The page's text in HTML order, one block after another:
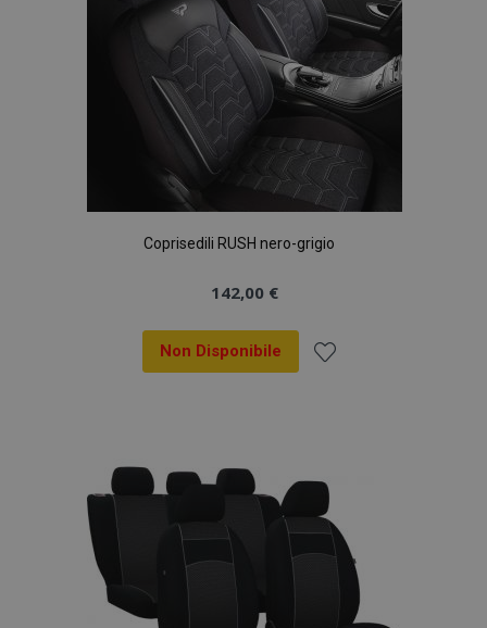
Coprisedili RUSH nero-grigio
142,00 €
Non Disponibile
lista
desideri